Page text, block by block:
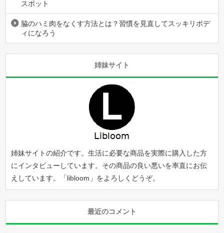
スポット
脇のハミ肉をなくす方法とは？習慣を見直してスッキリボデ
ィになろう
姉妹サイト
姉妹サイトの紹介です。生活に必要な商品を実際に購入した方
にインタビューしています。その商品の良い悪いを率直にお伝
えしています。「libloom 」をよろしくどうぞ。
最近のコメント